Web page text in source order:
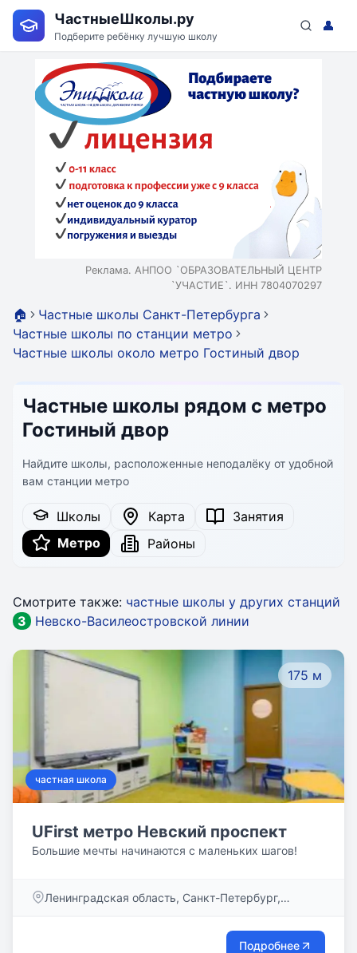
ЧастныеШколы.ру
Подберите ребёнку лучшую школу
👤
Реклама. АНПОО `ОБРАЗОВАТЕЛЬНЫЙ ЦЕНТР
`УЧАСТИЕ`. ИНН 7804070297
🏠
Частные школы Санкт-Петербурга
Частные школы по станции метро
Частные школы около метро Гостиный двор
Частные школы рядом с метро
Гостиный двор
Найдите школы, расположенные неподалёку от удобной
вам станции метро
Школы Карта
Занятия
Метро
Районы
Смотрите также: частные школы у других станций
3
Невско-Василеостровской линии
175 м
частная школа
UFirst метро Невский проспект
Большие мечты начинаются с маленьких шагов!
Ленинградская область, Санкт-Петербург,
Подробнее